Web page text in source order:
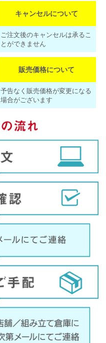
キャンセルについて
ご注文後のキャンセルは承るこ
とができません
販売価格について
予告なく販売価格が変更になる
場合がございます